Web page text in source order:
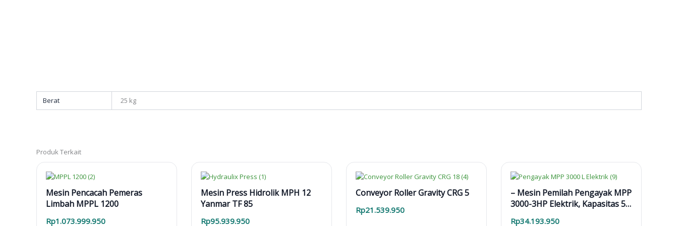
Berat 25 kg
Produk Terkait
Mesin Pencacah Pemeras
Limbah MPPL 1200
Rp1.073.999.950
Mesin Press Hidrolik MPH 12
Yanmar TF 85
Rp95.939.950
Conveyor Roller Gravity CRG 5
Rp21.539.950
– Mesin Pemilah Pengayak MPP
3000-3HP Elektrik, Kapasitas 5–
Rp34.193.950